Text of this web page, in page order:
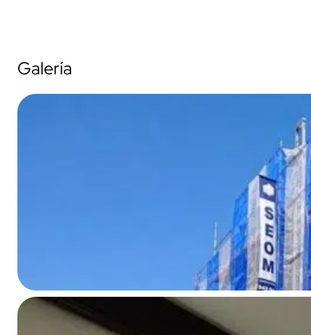
Galería